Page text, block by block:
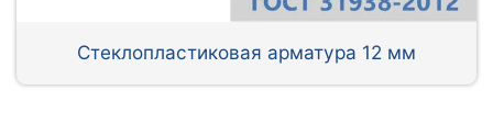
Стеклопластиковая арматура 12 мм